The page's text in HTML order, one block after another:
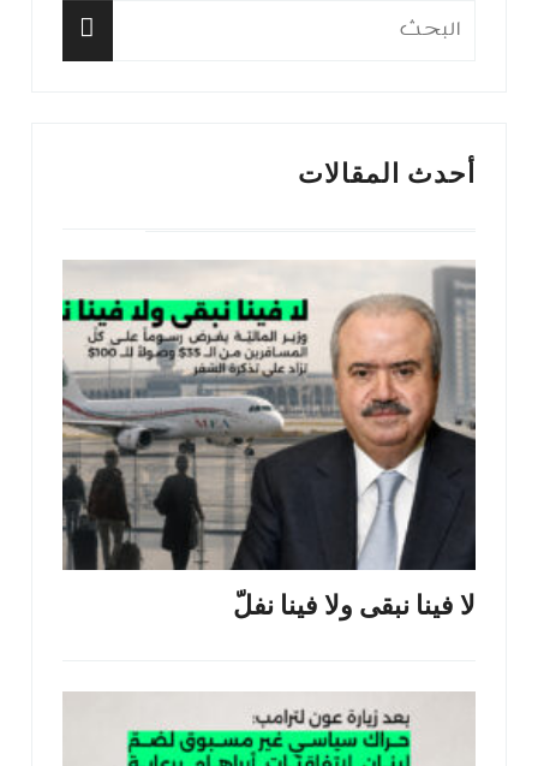
البحث
أحدث المقالات
لا فينا نبقى ولا فينا نفلّ